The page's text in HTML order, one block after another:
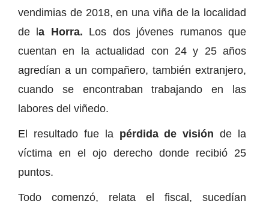
vendimias de 2018, en una viña de la localidad
de la Horra. Los dos jóvenes rumanos que
cuentan en la actualidad con 24 y 25 años
agredían a un compañero, también extranjero,
cuando se encontraban trabajando en las
labores del viñedo.
El resultado fue la pérdida de visión de la
víctima en el ojo derecho donde recibió 25
puntos.
Todo comenzó, relata el fiscal, sucedían